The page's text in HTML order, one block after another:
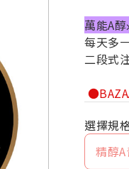
萬能A
每天多
二段式
精醇